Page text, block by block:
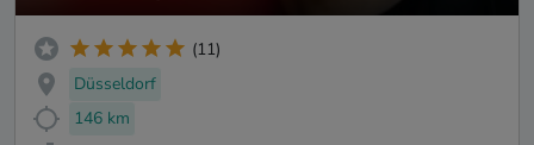
(11)
Düsseldorf
146 km